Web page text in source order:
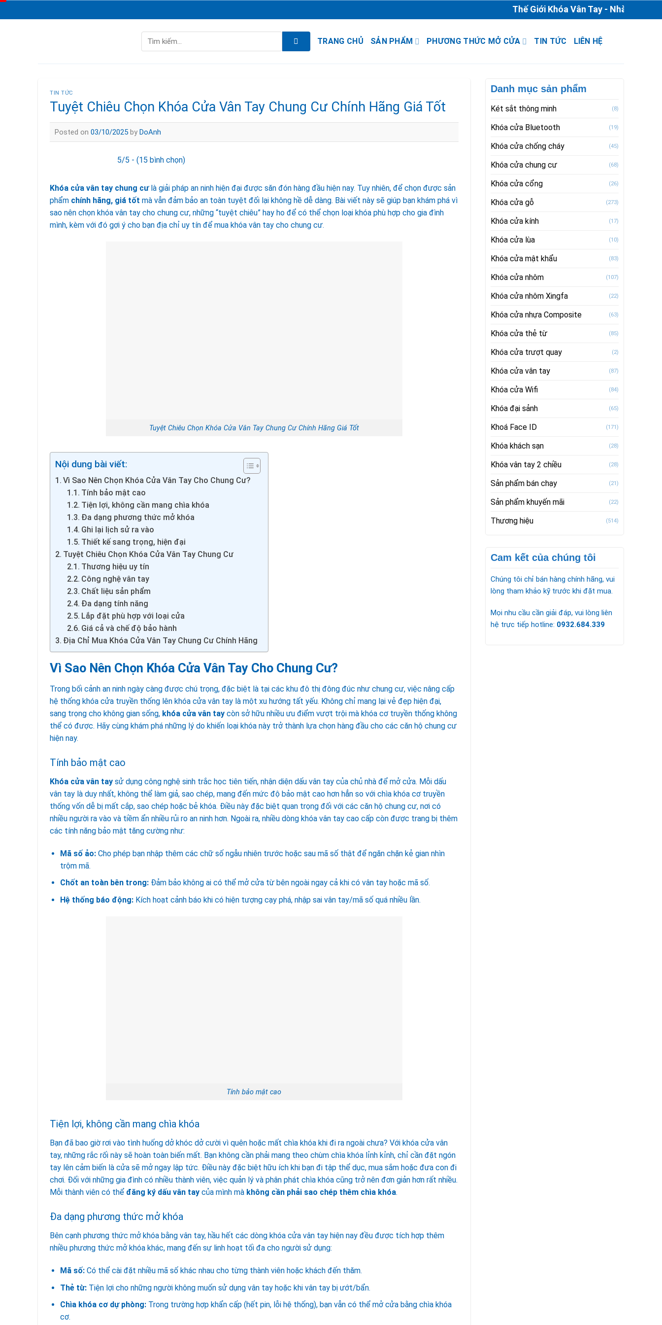
to
Thế Giới Khóa Vân Tay - Nhà Phân
kiếm:
TRANG CHỦ SẢN PHẨM PHƯƠNG THỨC MỞ CỬA TIN TỨC LIÊN HỆ
TIN TỨC
Tuyệt Chiêu Chọn Khóa Cửa Vân Tay Chung Cư Chính Hãng Giá Tốt
Posted on 03/10/2025 by DoAnh
5/5 - (15 bình chọn)
Khóa cửa vân tay chung cưlà giải pháp an ninh hiện đại được săn đón hàng đầu hiện nay. Tuy nhiên, để chọn được sản
phẩm chính hãng, giá tốt mà vẫn đảm bảo an toàn tuyệt đối lại không hề dễ dàng. Bài viết này sẽ giúp bạn khám phá vì
sao nên chọn khóa vân tay cho chung cư, những “tuyệt chiêu” hay ho để có thể chọn loại khóa phù hợp cho gia đình
mình, kèm với đó gợi ý cho bạn địa chỉ uy tín để mua khóa vân tay cho chung cư.
Tuyệt Chiêu Chọn Khóa Cửa Vân Tay Chung Cư Chính Hãng Giá Tốt
Nội dung bài viết:
Vì Sao Nên Chọn Khóa Cửa Vân Tay Cho Chung Cư?
Tính bảo mật cao
Tiện lợi, không cần mang chìa khóa
Đa dạng phương thức mở khóa
Ghi lại lịch sử ra vào
Thiết kế sang trọng, hiện đại
Tuyệt Chiêu Chọn Khóa Cửa Vân Tay Chung Cư
Thương hiệu uy tín
Công nghệ vân tay
Chất liệu sản phẩm
Đa dạng tính năng
Lắp đặt phù hợp với loại cửa
Giá cả và chế độ bảo hành
Địa Chỉ Mua Khóa Cửa Vân Tay Chung Cư Chính Hãng
Vì Sao Nên Chọn Khóa Cửa Vân Tay Cho Chung Cư?
Trong bối cảnh an ninh ngày càng được chú trọng, đặc biệt là tại các khu đô thị đông đúc như chung cư, việc nâng cấp
hệ thống khóa cửa truyền thống lên khóa cửa vân tay là một xu hướng tất yếu. Không chỉ mang lại vẻ đẹp hiện đại,
sang trọng cho không gian sống, khóa cửa vân tay còn sở hữu nhiều ưu điểm vượt trội mà khóa cơ truyền thống không
thể có được. Hãy cùng khám phá những lý do khiến loại khóa này trở thành lựa chọn hàng đầu cho các căn hộ chung cư
hiện nay.
Tính bảo mật cao
Khóa cửa vân tay sử dụng công nghệ sinh trắc học tiên tiến, nhận diện dấu vân tay của chủ nhà để mở cửa. Mỗi dấu
vân tay là duy nhất, không thể làm giả, sao chép, mang đến mức độ bảo mật cao hơn hẳn so với chìa khóa cơ truyền
thống vốn dễ bị mất cắp, sao chép hoặc bẻ khóa. Điều này đặc biệt quan trọng đối với các căn hộ chung cư, nơi có
nhiều người ra vào và tiềm ẩn nhiều rủi ro an ninh hơn. Ngoài ra, nhiều dòng khóa vân tay cao cấp còn được trang bị thêm
các tính năng bảo mật tăng cường như:
Mã số ảo:Cho phép bạn nhập thêm các chữ số ngẫu nhiên trước hoặc sau mã số thật để ngăn chặn kẻ gian nhìn
trộm mã.
Chốt an toàn bên trong:Đảm bảo không ai có thể mở cửa từ bên ngoài ngay cả khi có vân tay hoặc mã số.
Hệ thống báo động:Kích hoạt cảnh báo khi có hiện tượng cạy phá, nhập sai vân tay/mã số quá nhiều lần.
Tính bảo mật cao
Tiện lợi, không cần mang chìa khóa
Bạn đã bao giờ rơi vào tình huống dở khóc dở cười vì quên hoặc mất chìa khóa khi đi ra ngoài chưa? Với khóa cửa vân
tay, những rắc rối này sẽ hoàn toàn biến mất. Bạn không cần phải mang theo chùm chìa khóa lỉnh kỉnh, chỉ cần đặt ngón
tay lên cảm biến là cửa sẽ mở ngay lập tức. Điều này đặc biệt hữu ích khi bạn đi tập thể dục, mua sắm hoặc đưa con đi
chơi. Đối với những gia đình có nhiều thành viên, việc quản lý và phân phát chìa khóa cũng trở nên đơn giản hơn rất nhiều.
Mỗi thành viên có thể đăng ký dấu vân tay của mình mà không cần phải sao chép thêm chìa khóa.
Đa dạng phương thức mở khóa
Bên cạnh phương thức mở khóa bằng vân tay, hầu hết các dòng khóa cửa vân tay hiện nay đều được tích hợp thêm
nhiều phương thức mở khóa khác, mang đến sự linh hoạt tối đa cho người sử dụng:
Mã số:Có thể cài đặt nhiều mã số khác nhau cho từng thành viên hoặc khách đến thăm.
Thẻ từ:Tiện lợi cho những người không muốn sử dụng vân tay hoặc khi vân tay bị ướt/bẩn.
Chìa khóa cơ dự phòng:Trong trường hợp khẩn cấp (hết pin, lỗi hệ thống), bạn vẫn có thể mở cửa bằng chìa khóa
cơ.
Danh mục sản phẩm
Két sắt thông minh (8)
Khóa cửa Bluetooth (19)
Khóa cửa chống cháy (45)
Khóa cửa chung cư (68)
Khóa cửa cổng (26)
Khóa cửa gỗ (273)
Khóa cửa kính (17)
Khóa cửa lùa (10)
Khóa cửa mật khẩu (83)
Khóa cửa nhôm (107)
Khóa cửa nhôm Xingfa (22)
Khóa cửa nhựa Composite (63)
Khóa cửa thẻ từ (85)
Khóa cửa trượt quay (2)
Khóa cửa vân tay (87)
Khóa cửa Wifi (84)
Khóa đại sảnh (65)
Khoá Face ID (171)
Khóa khách sạn (28)
Khóa vân tay 2 chiều (28)
Sản phẩm bán chạy (21)
Sản phẩm khuyến mãi (22)
Thương hiệu (514)
Cam kết của chúng tôi
Chúng tôi chỉ bán hàng chính hãng, vui
lòng tham khảo kỹ trước khi đặt mua.
Mọi nhu cầu cần giải đáp, vui lòng liên
hệ trực tiếp hotline: 0932.684.339